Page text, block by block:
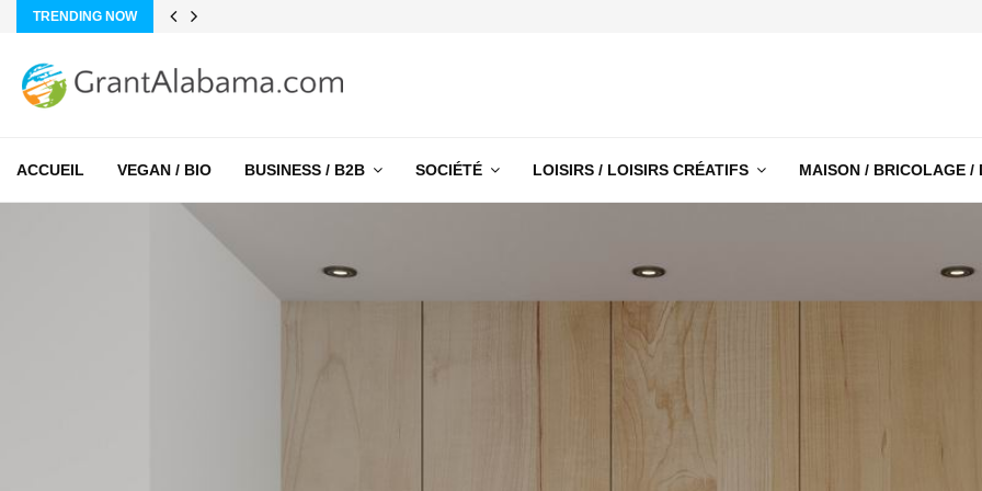
TRENDING NOW
ACCUEIL VEGAN / BIO BUSINESS / B2B SOCIÉTÉ LOISIRS / LOISIRS CRÉATIFS MAISON / BRICOLAGE /